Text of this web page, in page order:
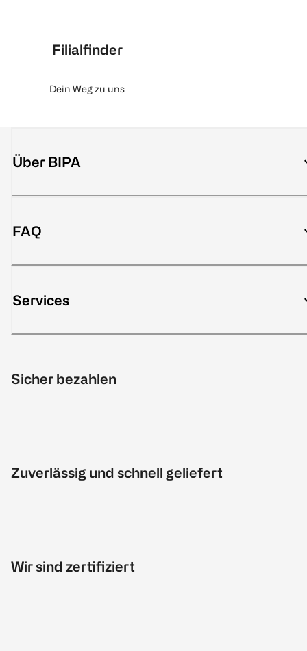
Filialfinder
Dein Weg zu uns
Über BIPA
FAQ
Services
Sicher bezahlen
Zuverlässig und schnell geliefert
Wir sind zertifiziert